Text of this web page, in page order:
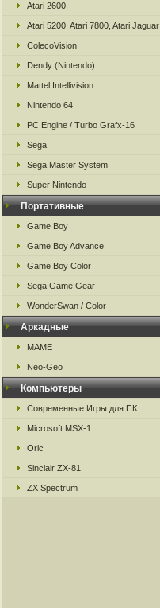
Atari 2600
Atari 5200, Atari 7800, Atari Jaguar
ColecoVision
Dendy (Nintendo)
Mattel Intellivision
Nintendo 64
PC Engine / Turbo Grafx-16
Sega
Sega Master System
Super Nintendo
Портативные
Game Boy
Game Boy Advance
Game Boy Color
Sega Game Gear
WonderSwan / Color
Аркадные
MAME
Neo-Geo
Компьютеры
Современные Игры для ПК
Microsoft MSX-1
Oric
Sinclair ZX-81
ZX Spectrum